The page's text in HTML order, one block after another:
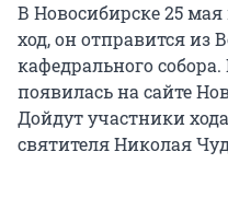
В Новосибирске 25 мая
ход, он отправится из
кафедрального
появилась на сайте
Дойдут участники
святителя Николая